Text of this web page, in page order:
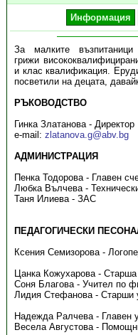
Информация
За малките
грижи
и клас квалификация.
посветили на децата,
РЪКОВОДСТВО
Гинка Златанова - Директор
e-mail: zlatanova.g@abv.bg
АДМИНИСТРАЦИЯ
Пенка Тодорова - Главен
Любка Вълчева -
Таня Илиева - ЗАС
ПЕДАГОГИЧЕСКИ
Ксения Семизорова -
Цанка Кожухарова - Старша
Соня Благова - Учител по
Лидия Стефанова - Старши
Надежда Ралчева - Главен
Весела Августова -